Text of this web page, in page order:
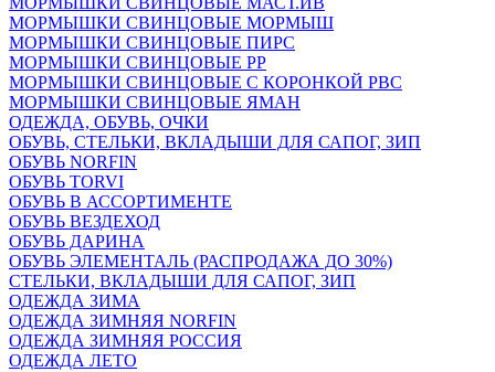
МОРМЫШКИ СВИНЦОВЫЕ МОРМЫШ
МОРМЫШКИ СВИНЦОВЫЕ ПИРС
МОРМЫШКИ СВИНЦОВЫЕ РР
МОРМЫШКИ СВИНЦОВЫЕ С КОРОНКОЙ РВС
МОРМЫШКИ СВИНЦОВЫЕ ЯМАН
ОДЕЖДА, ОБУВЬ, ОЧКИ
ОБУВЬ, СТЕЛЬКИ, ВКЛАДЫШИ ДЛЯ САПОГ, ЗИП
ОБУВЬ NORFIN
ОБУВЬ TORVI
ОБУВЬ В АССОРТИМЕНТЕ
ОБУВЬ ВЕЗДЕХОД
ОБУВЬ ДАРИНА
ОБУВЬ ЭЛЕМЕНТАЛЬ (РАСПРОДАЖА ДО 30%)
СТЕЛЬКИ, ВКЛАДЫШИ ДЛЯ САПОГ, ЗИП
ОДЕЖДА ЗИМА
ОДЕЖДА ЗИМНЯЯ NORFIN
ОДЕЖДА ЗИМНЯЯ РОССИЯ
ОДЕЖДА ЛЕТО